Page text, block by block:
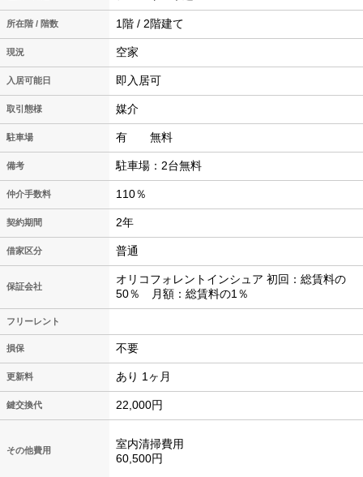
所在階 / 階数 1階 / 2階建て
現況 空家
入居可能日 即入居可
取引態様 媒介
駐車場 有 無料
備考 駐車場：2台無料
仲介手数料 110％
契約期間 2年
借家区分 普通
保証会社
オリコフォレントインシュア 初回：総賃料の
50％ 月額：総賃料の1％
フリーレント
損保 不要
更新料 あり 1ヶ月
鍵交換代 22,000円
その他費用
室内清掃費用
60,500円